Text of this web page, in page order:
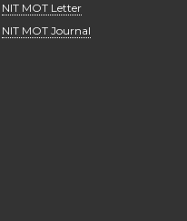
NIT MOT Letter
NIT MOT Journal